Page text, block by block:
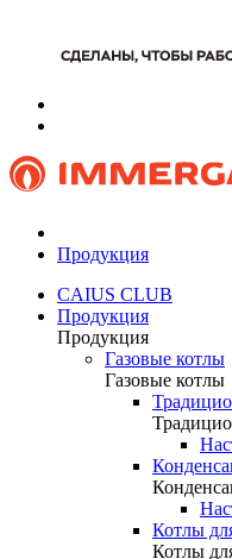
Продукция
CAIUS CLUB
Продукция
Продукция
Газовые котлы
Газовые котлы
Котлы
Котлы